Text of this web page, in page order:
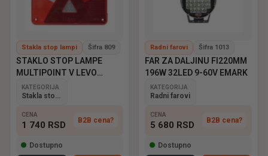
Stakla stop lampi Šifra 809
STAKLO STOP LAMPE
MULTIPOINT V LEVO
ASPOCK
KATEGORIJA
CENA
1 740 RSD B2B cena?
Dostupno
Radni farovi Šifra 1013
FAR ZA DALJINU FI220MM
196W 32LED 9-60V EMARK
KATEGORIJA
Radni farovi
CENA
5 680 RSD B2B cena?
Dostupno